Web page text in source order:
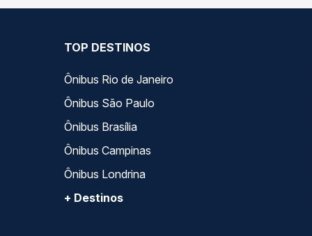
TOP DESTINOS
Ônibus Rio de Janeiro
Ônibus São Paulo
Ônibus Brasília
Ônibus Campinas
Ônibus Londrina
+ Destinos